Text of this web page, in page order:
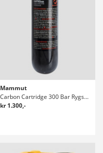
Mammut
Carbon Cartridge 300 Bar Rygsæk
kr 1.300,-